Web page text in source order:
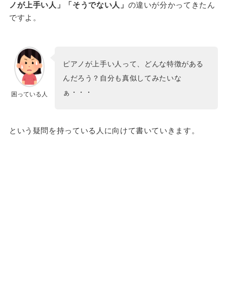
ノが上手い人」「そうでない人」 の違いが分かってきたん
ですよ。
困っている人
ピアノが上手い人って、どんな特徴がある
んだろう？自分も真似してみたいな
ぁ・・・
という疑問を持っている人に向けて書いていきます。